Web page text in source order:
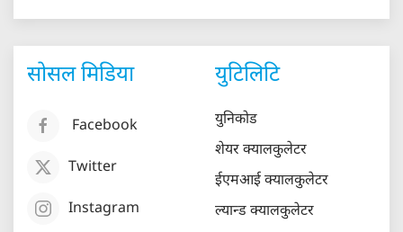
सोसल मिडिया
Facebook
Twitter
Instagram
युटिलिटि
युनिकोड
शेयर क्यालकुलेटर
ईएमआई क्यालकुलेटर
ल्यान्ड क्यालकुलेटर